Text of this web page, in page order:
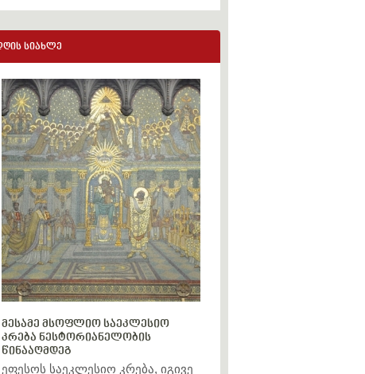
სიახლე
მესამე მსოფლიო საეკლესიო
კრება ნესტორიანელობის
წინააღმდეგ
ეფესოს საეკლესიო კრება, იგივე